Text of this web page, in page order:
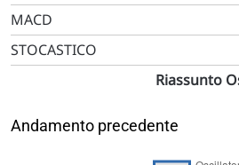
MACD
STOCASTICO
Riassunto
Andamento precedente